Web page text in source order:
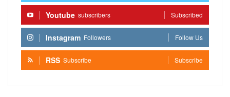
Youtube subscribers Subscribed
Instagram Followers Follow Us
RSS Subscribe Subscribe